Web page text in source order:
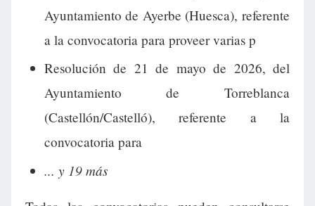
Ayuntamiento de Ayerbe (Huesca), referente
a la convocatoria para proveer varias p
Resolución de 21 de mayo de 2026, del
Ayuntamiento de Torreblanca
(Castellón/Castelló), referente a la
convocatoria para
... y 19 más